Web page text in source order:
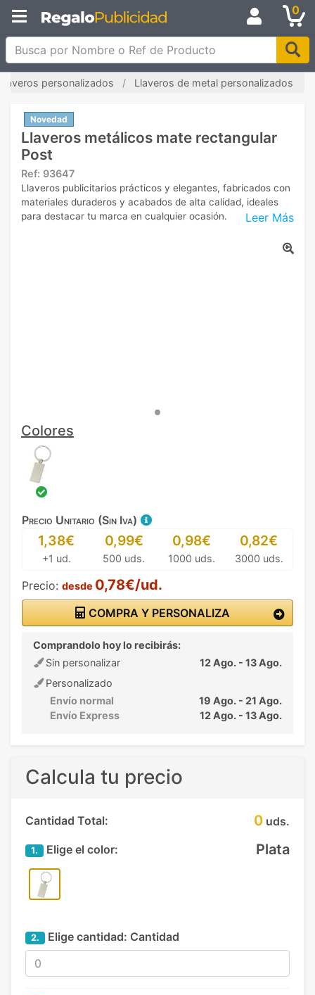
0
Busca por Nombre o Ref de Producto
personalizados Llaveros de metal personalizados
Novedad
Llaveros metálicos mate rectangular
Post
Ref: 93647
Leer Más
Llaveros publicitarios prácticos y elegantes, fabricados con
materiales duraderos y acabados de alta calidad, ideales
para destacar tu marca en cualquier ocasión.
Colores
Precio Unitario (Sin Iva)
1,38€
+1 ud.
0,99€
500 uds.
0,98€
1000 uds.
0,82€
3000 uds.
Precio: desde 0,78€/ud.
COMPRA Y PERSONALIZA
Comprandolo hoy lo recibirás:
Sin personalizar
12 Ago. - 13 Ago.
Personalizado
Envío normal
19 Ago. - 21 Ago.
Envío Express
12 Ago. - 13 Ago.
Calcula tu precio
Cantidad Total: 0 uds.
1. Elige el color: Plata
2. Elige cantidad: Cantidad